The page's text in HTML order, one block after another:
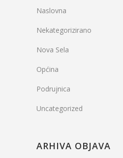
Naslovna
Nekategorizirano
Nova Sela
Općina
Podrujnica
Uncategorized
ARHIVA OBJAVA